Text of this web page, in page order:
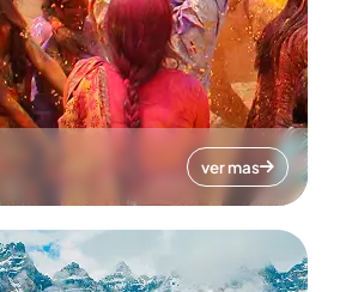
ver mas